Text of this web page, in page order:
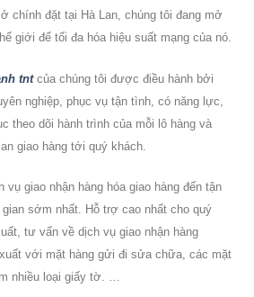
chính đặt tại Hà Lan, chúng tôi đang mở
giới để tối đa hóa hiệu suất mạng của nó.
tntcủa chúng tôi được điều hành bởi
nghiệp, phục vụ tận tình, có năng lực,
theo dõi hành trình của mỗi lô hàng và
giao hàng tới quý khách.
vụ giao nhận hàng hóa giao hàng đến tận
sớm nhất. Hỗ trợ cao nhất cho quý
tư vấn về dịch vụ giao nhận hàng
với mặt hàng gửi đi sửa chữa, các mặt
nhiều loại giấy tờ. …